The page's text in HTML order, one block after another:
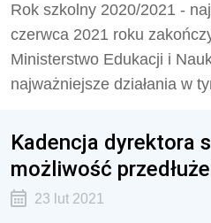
Rok szkolny 2020/2021 -
czerwca 2021 roku
Ministerstwo Edukacji i
najważniejsze działania w
Kadencja dyrektora
możliwość
23 lut 2021